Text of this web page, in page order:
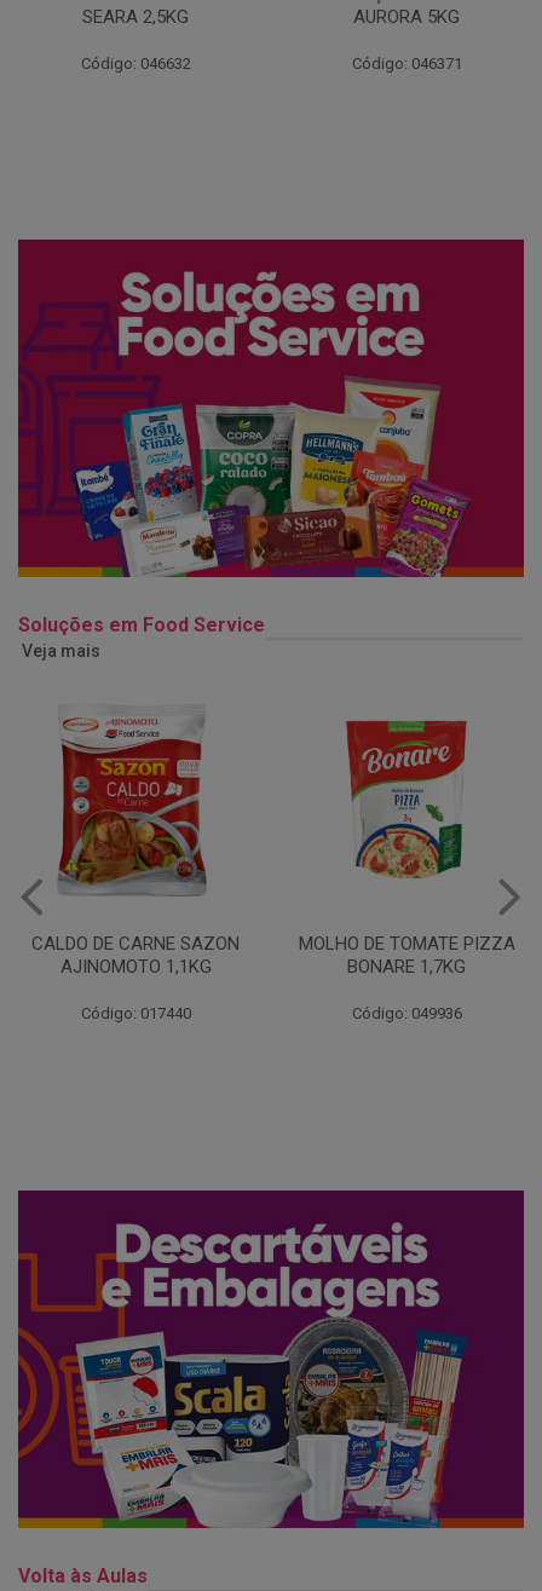
AURORA 5KG
Código: 046371
FATIADO PAKAN 200G
Código: 061522
Soluções em Food Service
Veja mais
MOLHO DE TOMATE PIZZA
BONARE 1,7KG
Código: 049936
MARGARINA USO
PROFISSIONAL 80% CUKIN
Código: 062469
Volta às Aulas